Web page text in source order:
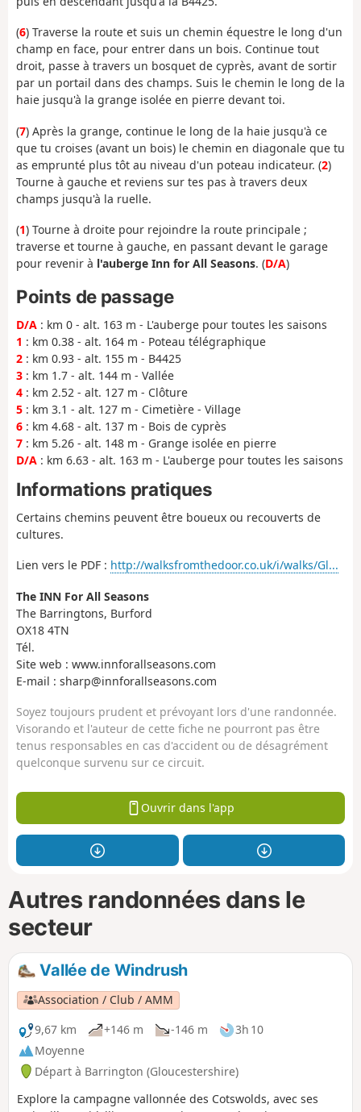
(6) Traverse la route et suis un chemin équestre le long d'un
champ en face, pour entrer dans un bois. Continue tout
droit, passe à travers un bosquet de cyprès, avant de sortir
par un portail dans des champs. Suis le chemin le long de la
haie jusqu'à la grange isolée en pierre devant toi.
(7) Après la grange, continue le long de la haie jusqu'à ce
que tu croises (avant un bois) le chemin en diagonale que tu
as emprunté plus tôt au niveau d'un poteau indicateur. (2)
Tourne à gauche et reviens sur tes pas à travers deux
champs jusqu'à la ruelle.
(1) Tourne à droite pour rejoindre la route principale ;
traverse et tourne à gauche, en passant devant le garage
pour revenir à l'auberge Inn for All Seasons. (D/A)
Points de passage
D/A : km 0 - alt. 163 m - L'auberge pour toutes les saisons
1 : km 0.38 - alt. 164 m - Poteau télégraphique
2 : km 0.93 - alt. 155 m - B4425
3 : km 1.7 - alt. 144 m - Vallée
4 : km 2.52 - alt. 127 m - Clôture
5 : km 3.1 - alt. 127 m - Cimetière - Village
6 : km 4.68 - alt. 137 m - Bois de cyprès
7 : km 5.26 - alt. 148 m - Grange isolée en pierre
D/A : km 6.63 - alt. 163 m - L'auberge pour toutes les saisons
Informations pratiques
Certains chemins peuvent être boueux ou recouverts de
cultures.
Lien vers le PDF : http://walksfromthedoor.co.uk/i/walks/Gl...
The INN For All Seasons
The Barringtons, Burford
OX18 4TN
Tél.
Site web : www.innforallseasons.com
E-mail : sharp@innforallseasons.com
Soyez toujours prudent et prévoyant lors d'une randonnée.
Visorando et l'auteur de cette fiche ne pourront pas être
tenus responsables en cas d'accident ou de désagrément
quelconque survenu sur ce circuit.
Ouvrir dans l'app
Autres randonnées dans le
secteur
Vallée de Windrush
Association / Club / AMM
9,67 km
+146 m -146 m
3h 10
Moyenne
Départ à Barrington (Gloucestershire)
Explore la campagne vallonnée des Cotswolds, avec ses